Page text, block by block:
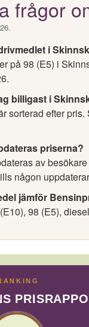
frågor
i
på 98 (E5) i
billigast i
sorterad efter
priserna?
av
någon
jämför
98 (E5),